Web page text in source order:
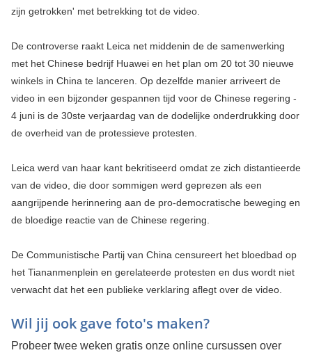
zijn getrokken' met betrekking tot de video.
De controverse raakt Leica net middenin de de samenwerking
met het Chinese bedrijf Huawei en het plan om 20 tot 30 nieuwe
winkels in China te lanceren. Op dezelfde manier arriveert de
video in een bijzonder gespannen tijd voor de Chinese regering -
4 juni is de 30ste verjaardag van de dodelijke onderdrukking door
de overheid van de protessieve protesten.
Leica werd van haar kant bekritiseerd omdat ze zich distantieerde
van de video, die door sommigen werd geprezen als een
aangrijpende herinnering aan de pro-democratische beweging en
de bloedige reactie van de Chinese regering.
De Communistische Partij van China censureert het bloedbad op
het Tiananmenplein en gerelateerde protesten en dus wordt niet
verwacht dat het een publieke verklaring aflegt over de video.
Wil jij ook gave foto's maken?
Probeer twee weken gratis onze online cursussen over